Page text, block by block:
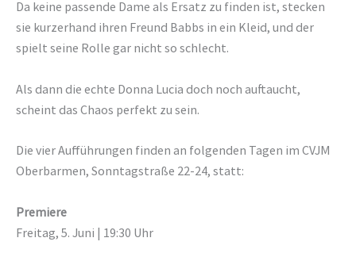
Da keine passende Dame als Ersatz zu finden ist, stecken
sie kurzerhand ihren Freund Babbs in ein Kleid, und der
spielt seine Rolle gar nicht so schlecht.
Als dann die echte Donna Lucia doch noch auftaucht,
scheint das Chaos perfekt zu sein.
Die vier Aufführungen finden an folgenden Tagen im CVJM
Oberbarmen, Sonntagstraße 22-24, statt:
Premiere
Freitag, 5. Juni | 19:30 Uhr